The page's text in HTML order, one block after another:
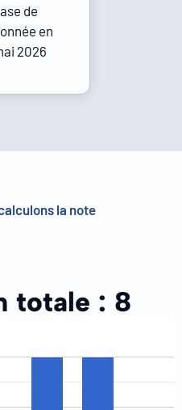
de
en
2026
la note
totale : 8